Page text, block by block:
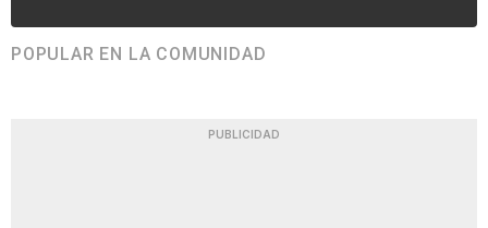
POPULAR EN LA COMUNIDAD
PUBLICIDAD